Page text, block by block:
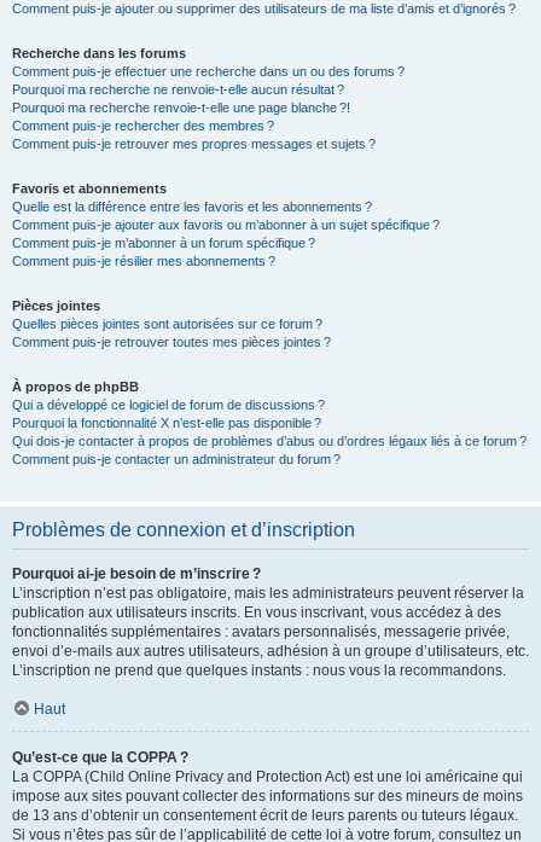
Comment puis-je ajouter ou supprimer des utilisateurs de ma liste d’amis et d’ignorés ?
Recherche dans les forums
Comment puis-je effectuer une recherche dans un ou des forums ?
Pourquoi ma recherche ne renvoie-t-elle aucun résultat ?
Pourquoi ma recherche renvoie-t-elle une page blanche ?!
Comment puis-je rechercher des membres ?
Comment puis-je retrouver mes propres messages et sujets ?
Favoris et abonnements
Quelle est la différence entre les favoris et les abonnements ?
Comment puis-je ajouter aux favoris ou m’abonner à un sujet spécifique ?
Comment puis-je m’abonner à un forum spécifique ?
Comment puis-je résilier mes abonnements ?
Pièces jointes
Quelles pièces jointes sont autorisées sur ce forum ?
Comment puis-je retrouver toutes mes pièces jointes ?
À propos de phpBB
Qui a développé ce logiciel de forum de discussions ?
Pourquoi la fonctionnalité X n’est-elle pas disponible ?
Qui dois-je contacter à propos de problèmes d’abus ou d’ordres légaux liés à ce forum ?
Comment puis-je contacter un administrateur du forum ?
Problèmes de connexion et d’inscription
Pourquoi ai-je besoin de m’inscrire ?
L’inscription n’est pas obligatoire, mais les administrateurs peuvent réserver la
publication aux utilisateurs inscrits. En vous inscrivant, vous accédez à des
fonctionnalités supplémentaires : avatars personnalisés, messagerie privée,
envoi d’e-mails aux autres utilisateurs, adhésion à un groupe d’utilisateurs, etc.
L’inscription ne prend que quelques instants : nous vous la recommandons.
Haut
Qu’est-ce que la COPPA ?
La COPPA (Child Online Privacy and Protection Act) est une loi américaine qui
impose aux sites pouvant collecter des informations sur des mineurs de moins
de 13 ans d’obtenir un consentement écrit de leurs parents ou tuteurs légaux.
Si vous n’êtes pas sûr de l’applicabilité de cette loi à votre forum, consultez un